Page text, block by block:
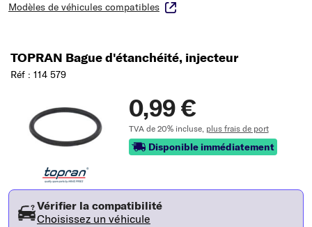
Modèles de véhicules compatibles
TOPRAN Bague d'étanchéité, injecteur
Réf : 114 579
0,99 €
TVA de 20% incluse, plus frais de port
Disponible immédiatement
Vérifier la compatibilité
Choisissez un véhicule